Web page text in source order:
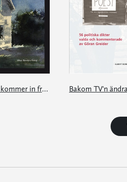
Katterna kommer in från mörkret